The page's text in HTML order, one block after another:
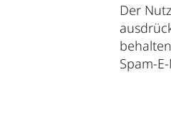
Der
Spam-